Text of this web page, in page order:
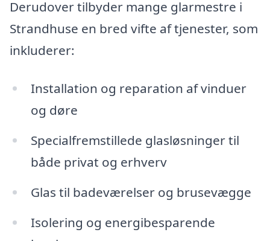
Derudover tilbyder mange glarmestre i
Strandhuse en bred vifte af tjenester, som
inkluderer:
Installation og reparation af vinduer
og døre
Specialfremstillede glasløsninger til
både privat og erhverv
Glas til badeværelser og brusevægge
Isolering og energibesparende